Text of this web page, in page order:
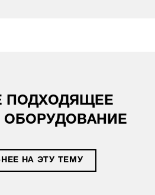
ПОДХОДЯЩЕЕ
ОБОРУДОВАНИЕ
НА ЭТУ ТЕМУ